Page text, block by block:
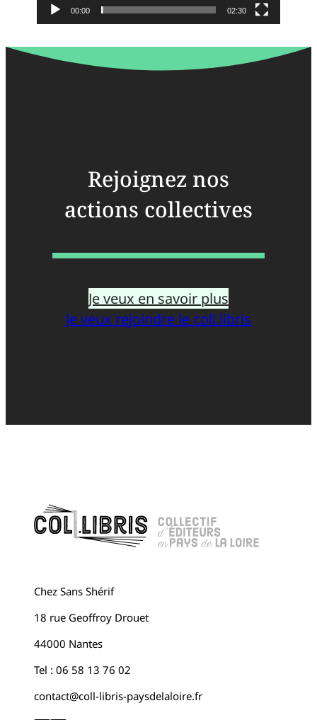
00:00 02:30
Rejoignez nos
actions collectives
Je veux en savoir plus
Je veux rejoindre le coll.libris
Chez Sans Shérif
18 rue Geoffroy Drouet
44000 Nantes
Tel : 06 58 13 76 02
contact@coll-libris-paysdelaloire.fr